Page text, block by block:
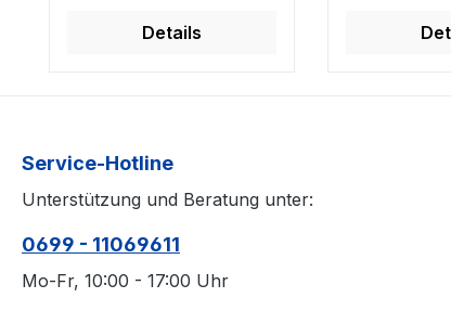
Details
Service-Hotline
Unterstützung und Beratung unter:
0699 - 11069611
Mo-Fr, 10:00 - 17:00 Uhr